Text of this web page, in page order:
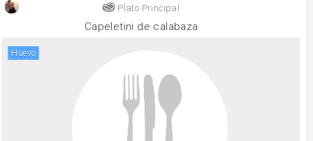
Plato Principal
Capeletini de calabaza
huevo